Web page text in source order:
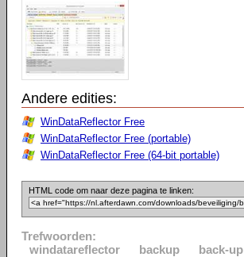
Andere edities:
WinDataReflector Free
WinDataReflector Free (portable)
WinDataReflector Free (64-bit portable)
HTML code om naar deze pagina te linken:
Trefwoorden:
windatareflector
backup back-up